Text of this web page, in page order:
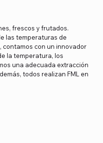
frescos y frutados.
las temperaturas de
contamos con un innovador
la temperatura, los
una adecuada extracción
todos realizan FML en